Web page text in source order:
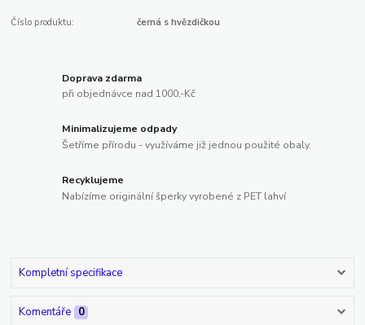
Číslo produktu: černá s hvězdičkou
Doprava zdarma
při objednávce nad 1000,-Kč
Minimalizujeme odpady
Šetříme přírodu - využíváme již jednou použité obaly.
Recyklujeme
Nabízíme originální šperky vyrobené z PET lahví
Kompletní specifikace
Komentáře 0